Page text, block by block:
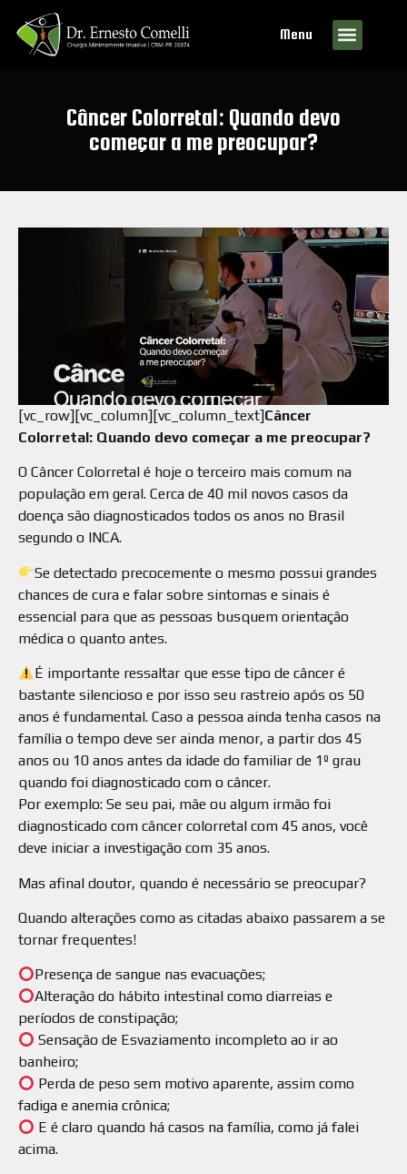
Menu
Câncer Colorretal: Quando devo
começar a me preocupar?
[vc_row][vc_column][vc_column_text]Câncer
Colorretal: Quando devo começar a me preocupar?
O Câncer Colorretal é hoje o terceiro mais comum na
população em geral. Cerca de 40 mil novos casos da
doença são diagnosticados todos os anos no Brasil
segundo o INCA.
Se detectado precocemente o mesmo possui grandes
chances de cura e falar sobre sintomas e sinais é
essencial para que as pessoas busquem orientação
médica o quanto antes.
É importante ressaltar que esse tipo de câncer é
bastante silencioso e por isso seu rastreio após os 50
anos é fundamental. Caso a pessoa ainda tenha casos na
família o tempo deve ser ainda menor, a partir dos 45
anos ou 10 anos antes da idade do familiar de 1º grau
quando foi diagnosticado com o câncer.
Por exemplo: Se seu pai, mãe ou algum irmão foi
diagnosticado com câncer colorretal com 45 anos, você
deve iniciar a investigação com 35 anos.
Mas afinal doutor, quando é necessário se preocupar?
Quando alterações como as citadas abaixo passarem a se
tornar frequentes!
Presença de sangue nas evacuações;
Alteração do hábito intestinal como diarreias e
períodos de constipação;
Sensação de Esvaziamento incompleto ao ir ao
banheiro;
Perda de peso sem motivo aparente, assim como
fadiga e anemia crônica;
E é claro quando há casos na família, como já falei
acima.